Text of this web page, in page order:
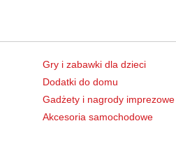
Gry i zabawki dla dzieci
Dodatki do domu
Gadżety i nagrody imprezowe
Akcesoria samochodowe